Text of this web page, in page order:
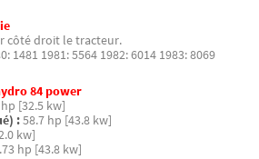
côté droit le tracteur.
1481 1981: 5564 1982: 6014 1983: 8069
84 power
[32.5 kw]
:58.7 hp [43.8 kw]
kw]
hp [43.8 kw]